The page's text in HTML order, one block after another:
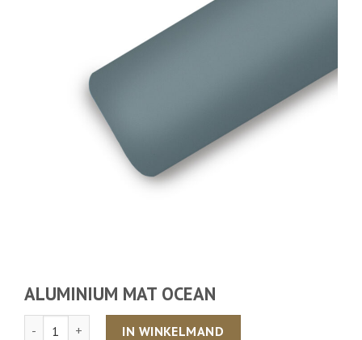
ALUMINIUM MAT OCEAN
IN WINKELMAND